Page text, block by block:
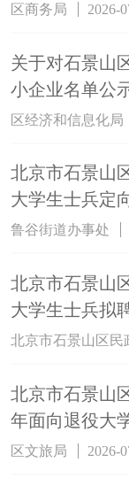
区商务局 2026-
关于对石景山
小企业名单公
区经济和信息化局
北京市石景山
大学生士兵定
鲁谷街道办事处
北京市石景山
大学生士兵拟
北京市石景山区民
北京市石景山
年面向退役大
区文旅局 2026-